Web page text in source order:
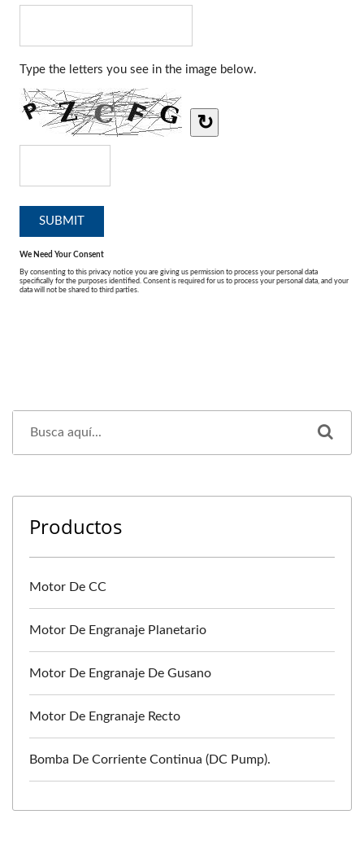
Productos
Motor De CC
Motor De Engranaje Planetario
Motor De Engranaje De Gusano
Motor De Engranaje Recto
Bomba De Corriente Continua (DC Pump).